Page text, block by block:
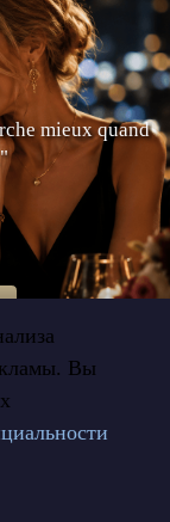
Вы
mieux quand